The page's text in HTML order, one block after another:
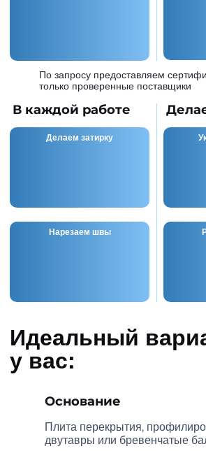
По запросу предоставляем
материалы, только
В каждой работе
Делаем затирку
Нарезаем швы
Идеальный
у вас:
Основание
Плита перекрытия,
лист, двутавры или